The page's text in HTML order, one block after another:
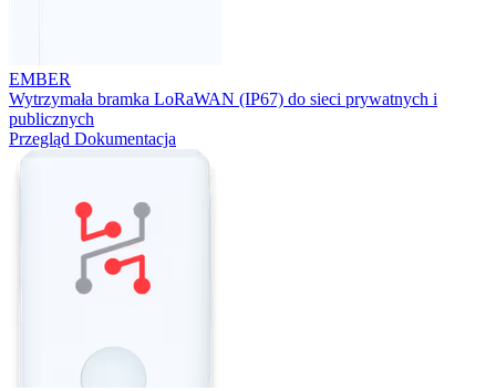
EMBER
Wytrzymała bramka LoRaWAN (IP67) do sieci prywatnych i
publicznych
Przegląd Dokumentacja